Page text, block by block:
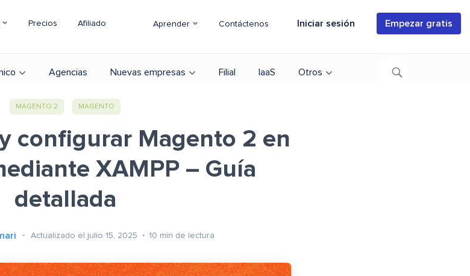
Precios Afiliado Aprender Contáctenos Iniciar sesión Empezar gratis
Agencias Nuevas empresas Filial IaaS Otros
MAGENTO 2 MAGENTO
configurar Magento 2 en
XAMPP – Guía
detallada
Actualizado el julio 15, 2025 10 min de lectura